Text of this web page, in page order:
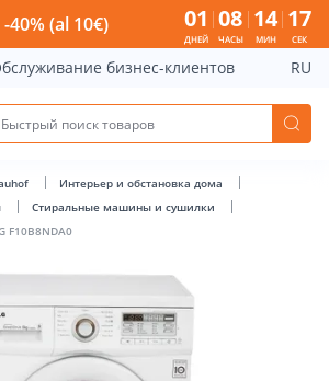
LG F10B8NDA0 - Bauhof has
(al 10€) 01
ДНЕЙ
08
ЧАСЫ
14
МИН
17
СЕК
бизнес-клиентов RU
Интерьер и обстановка дома
Стиральные машины и сушилки
F10B8NDA0